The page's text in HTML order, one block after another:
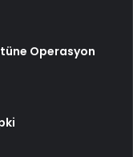
Operasyon